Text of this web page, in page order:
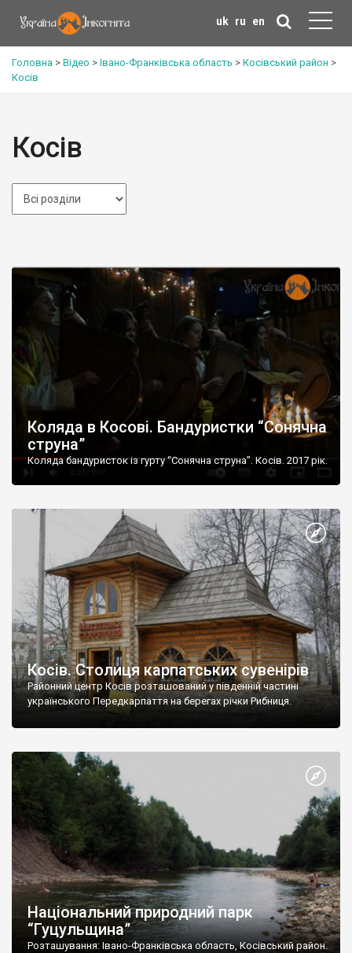
uk ru en
Головна > Відео > Івано-Франківська область > Косівський район >
Косів
Косів
Коляда в Косові. Бандуристки “Сонячна
струна”
Коляда бандуристок із гурту “Сонячна струна”. Косів. 2017 рік.
Косів. Столиця карпатських сувенірів
Районний центр Косів розташований у південній частині
українського Передкарпаття на берегах річки Рибниця.
Національний природний парк
“Гуцульщина”
Розташування: Івано-Франківська область, Косівський район.